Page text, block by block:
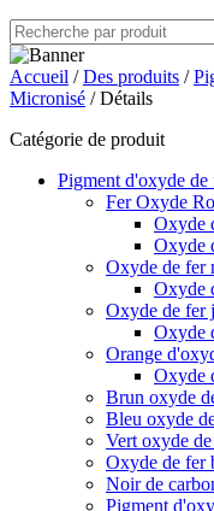
Accueil /Des produits /
Micronisé / Détails
Catégorie de produit
Pigment d'oxyde de
Fer Oxyde
Oxyde
Oxyde
Oxyde de fer
Oxyde
Oxyde de fer
Oxyde
Orange
Oxyde
Brun oxyde
Bleu oxyde
Vert oxyde
Oxyde de fer
Noir de
Pigment